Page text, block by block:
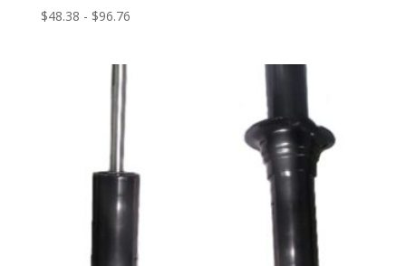
$48.38 - $96.76Rango